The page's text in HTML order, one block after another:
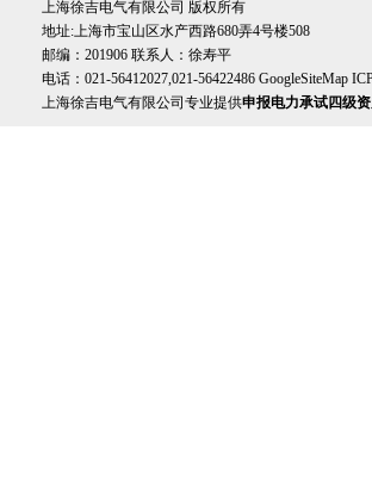
上海徐吉电气有限公司 版权所有
地址:上海市宝山区水产西路680弄4号楼508
邮编：201906 联系人：徐寿平
电话：021-56412027,021-56422486 GoogleSiteMap
上海徐吉电气有限公司专业提供申报电力承试四级